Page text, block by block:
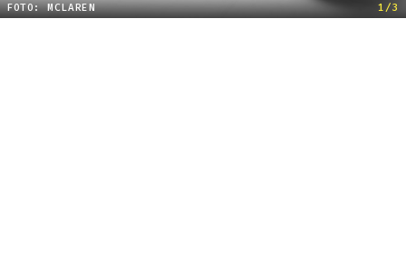
FOTO: MCLAREN 1/3